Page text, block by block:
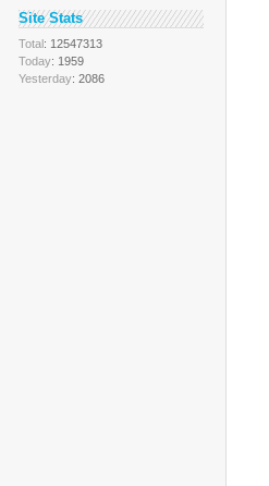
Site Stats
Total: 12547313
Today: 1959
Yesterday: 2086